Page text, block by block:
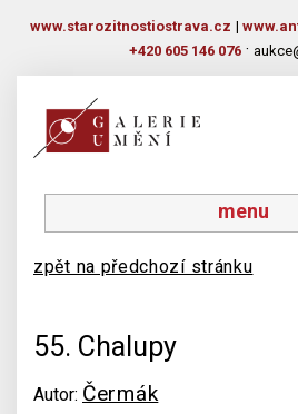
www.starozitnostiostrava.cz |
+420 605 146 076 ·
menu
zpět na předchozí stránku
55. Chalupy
Autor: Čermák